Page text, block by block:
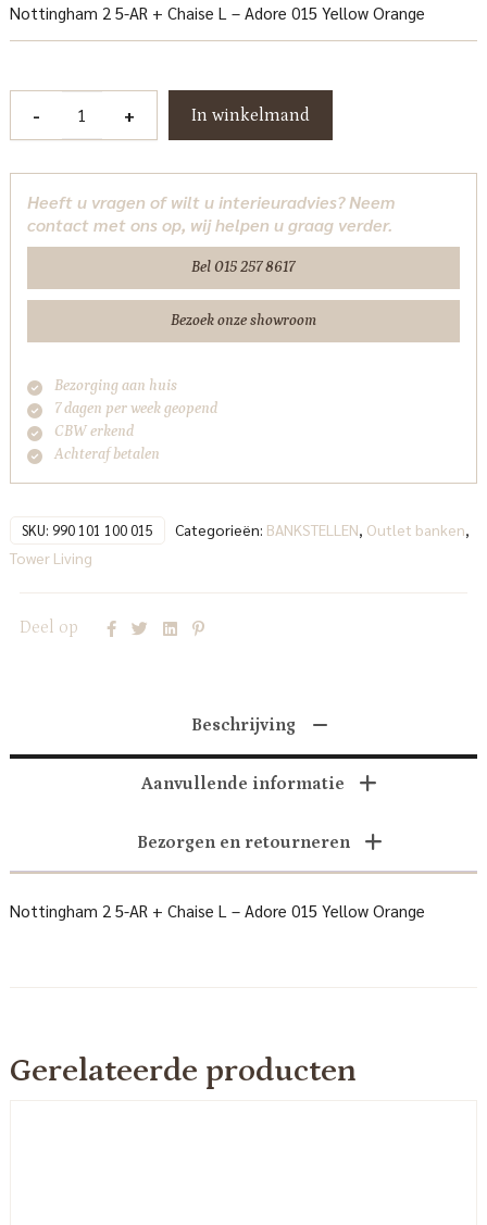
Nottingham 2 5-AR + Chaise L – Adore 015 Yellow Orange
-
AR
Chaise
Orange
Tower
Living
aantal
+ In winkelmand
Heeft u vragen of wilt u interieuradvies? Neem
contact met ons op, wij helpen u graag verder.
Bel 015 257 8617
Bezoek onze showroom
Bezorging aan huis
7 dagen per week geopend
CBW erkend
Achteraf betalen
SKU: 990 101 100 015 Categorieën: BANKSTELLEN Outlet banken
Tower Living
Deel op
Beschrijving
Aanvullende informatie
Bezorgen en retourneren
Nottingham 2 5-AR + Chaise L – Adore 015 Yellow Orange
Gerelateerde producten